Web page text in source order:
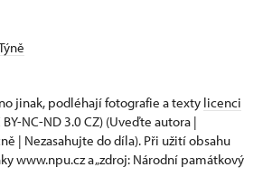
jinak, podléhají fotografie a texty licenci
BY-NC-ND 3.0 CZ) (Uveďte autora |
| Nezasahujte do díla). Při užití obsahu
www.npu.cz a „zdroj: Národní památkový